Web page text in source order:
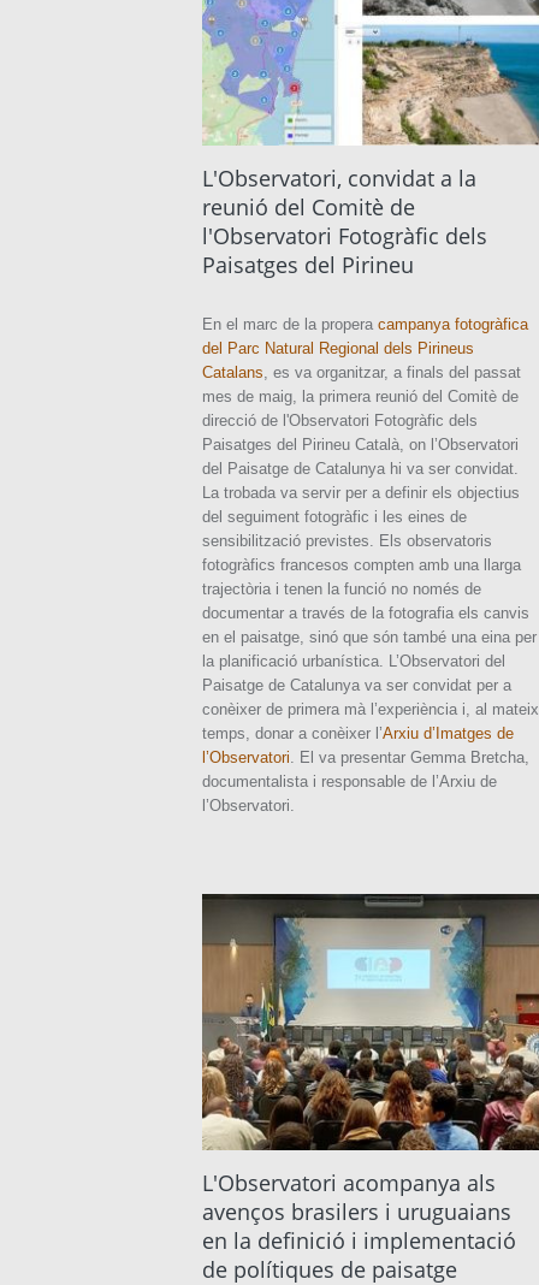
L'Observatori, convidat a la
reunió del Comitè de
l'Observatori Fotogràfic dels
Paisatges del Pirineu
En el marc de la propera campanya fotogràfica
del Parc Natural Regional dels Pirineus
Catalans, es va organitzar, a finals del passat
mes de maig, la primera reunió del Comitè de
direcció de l'Observatori Fotogràfic dels
Paisatges del Pirineu Català, on l’Observatori
del Paisatge de Catalunya hi va ser convidat.
La trobada va servir per a definir els objectius
del seguiment fotogràfic i les eines de
sensibilització previstes. Els observatoris
fotogràfics francesos compten amb una llarga
trajectòria i tenen la funció no només de
documentar a través de la fotografia els canvis
en el paisatge, sinó que són també una eina per
la planificació urbanística. L’Observatori del
Paisatge de Catalunya va ser convidat per a
conèixer de primera mà l’experiència i, al mateix
temps, donar a conèixer l’Arxiu d’Imatges de
l’Observatori. El va presentar Gemma Bretcha,
documentalista i responsable de l’Arxiu de
l’Observatori.
L'Observatori acompanya als
avenços brasilers i uruguaians
en la definició i implementació
de polítiques de paisatge